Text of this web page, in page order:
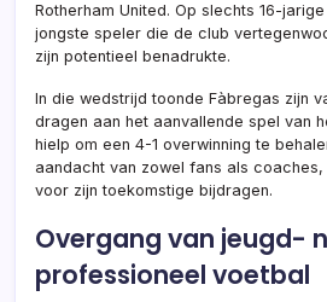
Rotherham United. Op slechts 16-
jongste speler die de club
zijn potentieel benadrukte.
In die wedstrijd toonde Fàbregas zijn
dragen aan het aanvallende spel van
hielp om een 4-1 overwinning te
aandacht van zowel fans als
voor zijn toekomstige bijdragen.
Overgang van jeugd-
professioneel voetbal